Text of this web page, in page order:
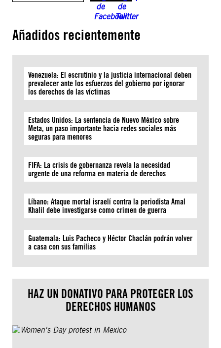
Añadidos recientemente
Venezuela: El escrutinio y la justicia internacional deben
prevalecer ante los esfuerzos del gobierno por ignorar
los derechos de las víctimas
Estados Unidos: La sentencia de Nuevo México sobre
Meta, un paso importante hacia redes sociales más
seguras para menores
FIFA: La crisis de gobernanza revela la necesidad
urgente de una reforma en materia de derechos
Líbano: Ataque mortal israelí contra la periodista Amal
Khalil debe investigarse como crimen de guerra
Guatemala: Luis Pacheco y Héctor Chaclán podrán volver
a casa con sus familias
HAZ UN DONATIVO PARA PROTEGER LOS
DERECHOS HUMANOS